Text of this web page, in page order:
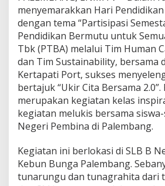
B
P
a
l
e
m
b
a
n
g
e
w
t
S
e
n
menyemarakkan Hari
dengan tema “Partisipasi
Pendidikan Bermutu untuk
Tbk (PTBA) melalui Tim Human
dan Tim Sustainability, bersama
Kertapati Port, sukses
bertajuk “Ukir Cita Bersama
merupakan kegiatan kelas
kegiatan melukis bersama siswa-
Negeri Pembina di Palembang.
Kegiatan ini berlokasi di SLB B
Kebun Bunga Palembang.
tunarungu dan tunagrahita dari